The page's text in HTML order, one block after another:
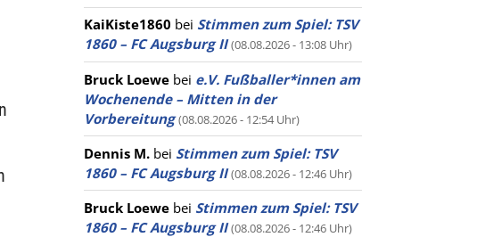
KaiKiste1860 bei Stimmen zum Spiel: TSV
1860 – FC Augsburg II (08.08.2026 - 13:08 Uhr)
Bruck Loewe bei e.V. Fußballer*innen am
Wochenende – Mitten in der
Vorbereitung (08.08.2026 - 12:54 Uhr)
Dennis M. bei Stimmen zum Spiel: TSV
1860 – FC Augsburg II (08.08.2026 - 12:46 Uhr)
Bruck Loewe bei Stimmen zum Spiel: TSV
1860 – FC Augsburg II (08.08.2026 - 12:46 Uhr)